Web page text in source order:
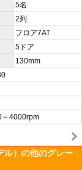
5名
2列
フロア7AT
5ドア
130mm
4000rpm
ル）の他のグレー